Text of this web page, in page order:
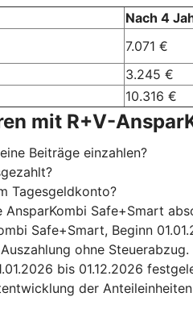
Nach 4
7.071 €
3.245 €
10.316 €
mit R+V-
Beiträge einzahlen?
Tagesgeldkonto?
Safe+Smart
Safe+Smart, Beginn
ohne
bis 01.12.2026
der